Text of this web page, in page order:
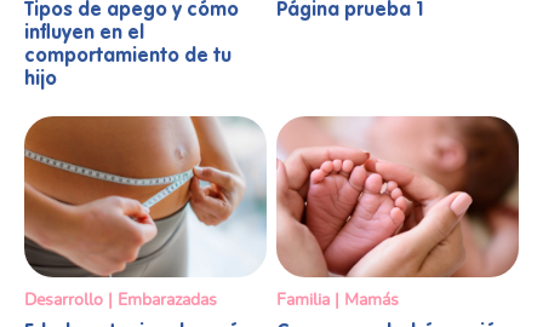
Tipos de apego y cómo
influyen en el
comportamiento de tu
hijo
Página prueba 1
Desarrollo | Embarazadas Familia | Mamás